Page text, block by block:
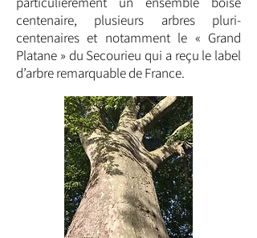
centenaire, plusieurs arbres pluri-
centenaires et notamment le « Grand
Platane » du Secourieu qui a reçu le label
d’arbre remarquable de France.